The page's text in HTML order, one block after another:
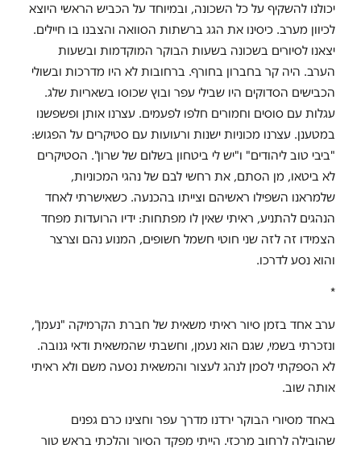
יכולנו להשקיף על כל השכונה, ובמיוחד על הכביש הראשי היוצא
לכיוון מערב. כיסינו את הגג ברשתות הסוואה והצבנו בו חיילים.
יצאנו לסיורים בשכונה בשעות הבוקר המוקדמות ובשעות
הערב. היה קר בחברון בחורף. ברחובות לא היו מדרכות ובשולי
הכבישים הסדוקים היו שבילי עפר ובוץ שכוסו בשאריות שלג.
עגלות עם סוסים וחמורים חלפו לפעמים. עצרנו אותן ופשפשנו
במטענן. עצרנו מכוניות ישנות ורעועות עם סטיקרים על הפגוש:
"ביבי טוב ליהודים" ו"יש לי ביטחון בשלום של שרון". הסטיקרים
לא ביטאו, מן הסתם, את רחשי לבם של נהגי המכוניות,
שלמראנו השפילו ראשיהם וצייתו בהכנעה. כשאישרתי לאחד
הנהגים להתניע, ראיתי שאין לו מפתחות: ידיו הרועדות מפחד
הצמידו זה לזה שני חוטי חשמל חשופים, המנוע נהם וצרצר
והוא נסע לדרכו.
*
ערב אחד בזמן סיור ראיתי משאית של חברת הקרמיקה "נעמן",
ונזכרתי בשמי, שגם הוא נעמן, וחשבתי שהמשאית ודאי גנובה.
לא הספקתי לסמן לנהג לעצור והמשאית נסעה משם ולא ראיתי
אותה שוב.
באחד מסיורי הבוקר ירדנו מדרך עפר וחצינו כרם גפנים
שהובילה לרחוב מרכזי. הייתי מפקד הסיור והלכתי בראש טור